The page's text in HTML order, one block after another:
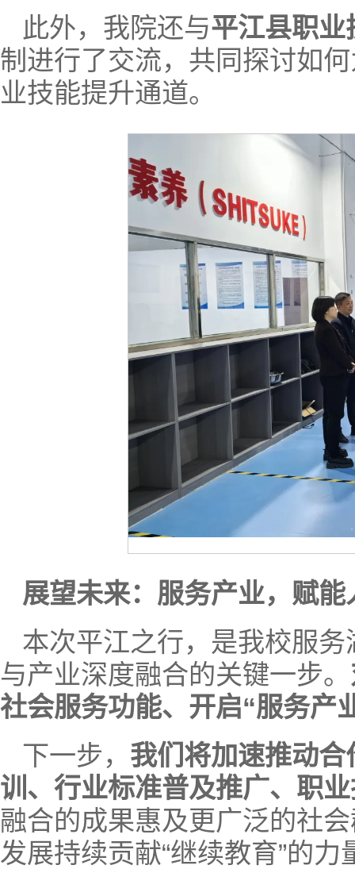
此外，我院还与平江县职业
制进行了交流，共同探讨如
业技能提升通道。
展望未来：服务产业，赋能
本次平江之行，是我校服务
与产业深度融合的关键一步。
社会服务功能、开启“服务产
下一步， 我们将加速推动
训、行业标准普及推广、职
融合的成果惠及更广泛的社
发展持续贡献“继续教育”的力